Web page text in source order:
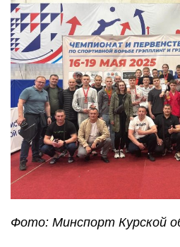
Фото: Минспорт Курской